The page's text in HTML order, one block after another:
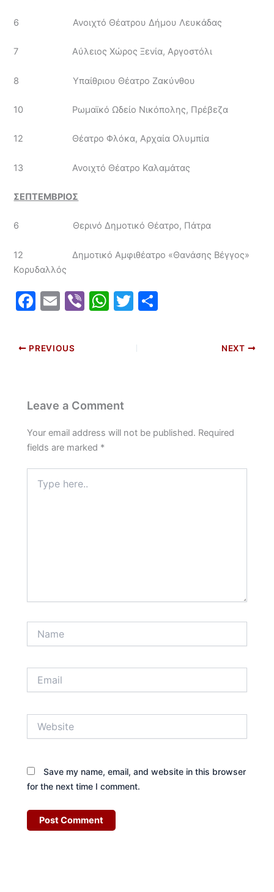
6 Ανοιχτό Θέατρου Δήμου Λευκάδας
7 Αύλειος Χώρος Ξενία, Αργοστόλι
8 Υπαίθριου Θέατρο Ζακύνθου
10 Ρωμαϊκό Ωδείο Νικόπολης, Πρέβεζα
12 Θέατρο Φλόκα, Αρχαία Ολυμπία
13 Ανοιχτό Θέατρο Καλαμάτας
ΣΕΠΤΕΜΒΡΙΟΣ
6 Θερινό Δημοτικό Θέατρο, Πάτρα
12 Δημοτικό Αμφιθέατρο «Θανάσης Βέγγος»
Κορυδαλλός
F
c
e
o
k
E
ai
l
Vi W
p
T
itt
er
PREVIOUS NEXT
Leave a Comment
Your email address will not be published. Required
fields are marked *
here..
Save my name, email, and website in this browser
for the next time I comment.